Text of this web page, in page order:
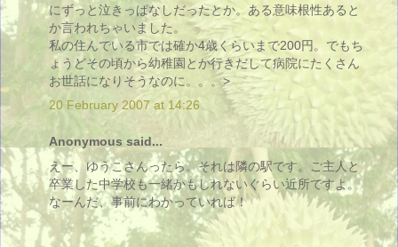
にずっと泣きっぱなしだったとか。ある意味根性あると
か言われちゃいました。
私の住んでいる市では確か4歳くらいまで200円。でもち
ょうどその頃から幼稚園とか行きだして病院にたくさん
お世話になりそうなのに。。。>
20 February 2007 at 14:26
Anonymous said...
えー、ゆうこさんったら。それは隣の駅です。ご主人と
卒業した中学校も一緒かもしれないぐらい近所ですよ。
なーんだ、事前にわかっていれば！